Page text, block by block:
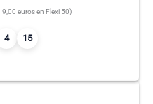
euros en Flexi 50)
4 15